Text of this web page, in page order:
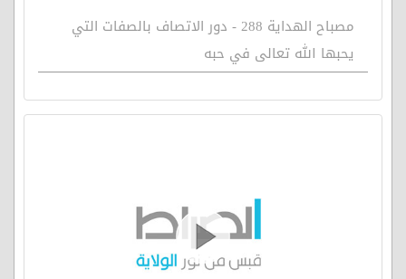
مصباح الهداية 288 - دور الاتصاف بالصفات التي
يحبها الله تعالى في حبه